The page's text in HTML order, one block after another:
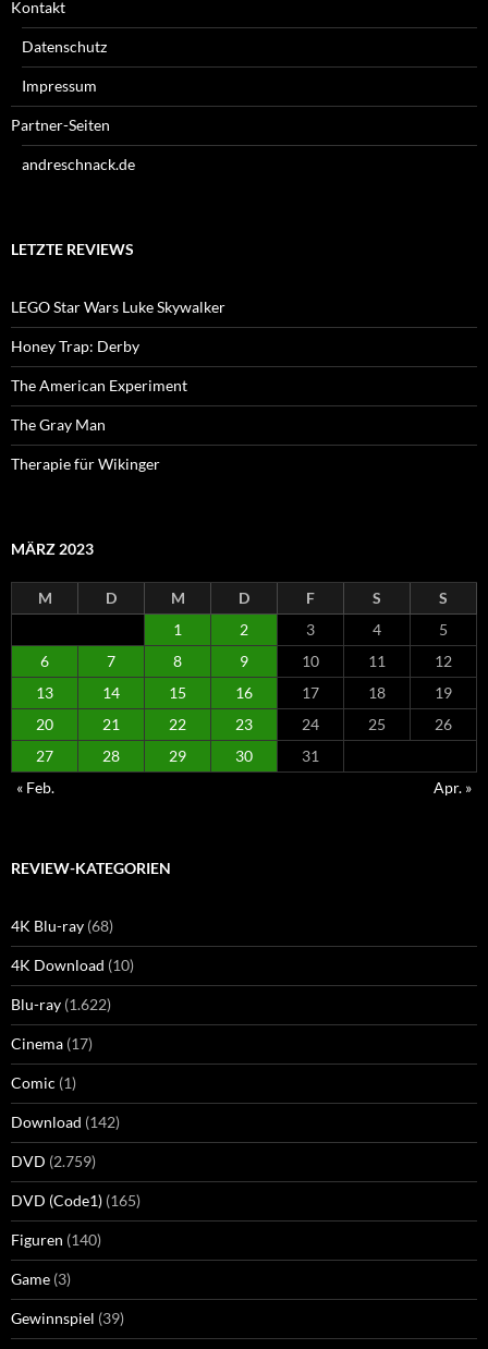
Kontakt
Datenschutz
Impressum
Partner-Seiten
andreschnack.de
LETZTE REVIEWS
LEGO Star Wars Luke Skywalker
Honey Trap: Derby
The American Experiment
The Gray Man
Therapie für Wikinger
MÄRZ 2023
M D M D F S
S
1
2 3 4
5
6
7 8 9 10 11
12
13
14 15 16 17 18
19
20
21 22 23 24 25
26
27
28 29 30
31
« Feb.
Apr. »
REVIEW-KATEGORIEN
4K Blu-ray (68)
4K Download (10)
Blu-ray (1.622)
Cinema (17)
Comic (1)
Download (142)
DVD (2.759)
DVD (Code1) (165)
Figuren (140)
Game (3)
Gewinnspiel (39)